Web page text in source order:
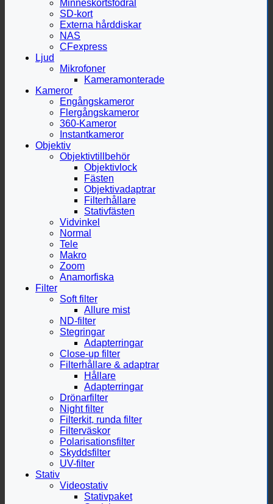
Minneskortsfodral
SD-kort
Externa hårddiskar
NAS
CFexpress
Ljud
Mikrofoner
Kameramonterade
Kameror
Engångskameror
Flergångskameror
360-Kameror
Instantkameror
Objektiv
Objektivtillbehör
Objektivlock
Fästen
Objektivadaptrar
Filterhållare
Stativfästen
Vidvinkel
Normal
Tele
Makro
Zoom
Anamorfiska
Filter
Soft filter
Allure mist
ND-filter
Stegringar
Adapterringar
Close-up filter
Filterhållare & adaptrar
Hållare
Adapterringar
Drönarfilter
Night filter
Filterkit, runda filter
Filterväskor
Polarisationsfilter
Skyddsfilter
UV-filter
Stativ
Videostativ
Stativpaket